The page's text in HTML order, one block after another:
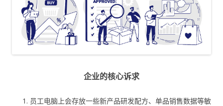
企业的核心诉求
员工电脑上会存放一些新产品研发配方、单品销售数据等敏